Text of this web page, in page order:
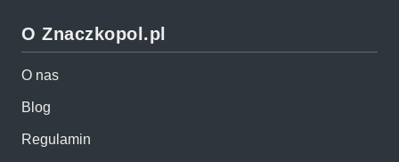
O Znaczkopol.pl
O nas
Blog
Regulamin